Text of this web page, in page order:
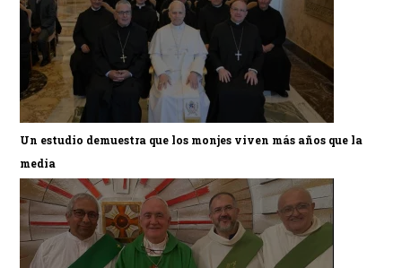
Un estudio demuestra que los monjes viven más años que la
media